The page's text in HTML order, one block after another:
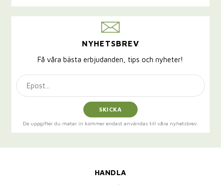
NYHETSBREV
Få våra bästa erbjudanden, tips och nyheter!
SKICKA
De uppgifter du matar in kommer endast användas till våra nyhetsbrev.
HANDLA